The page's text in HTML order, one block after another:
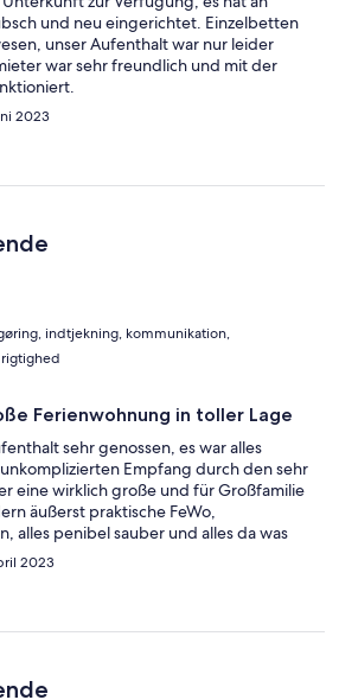
und neu eingerichtet. Einzelbetten
unser Aufenthalt war nur leider
war sehr freundlich und mit der
2023
indtjekning, kommunikation,
Ferienwohnung in toller Lage
sehr genossen, es war alles
Empfang durch den sehr
eine wirklich große und für Großfamilie
äußerst praktische FeWo,
alles penibel sauber und alles da was
bis hin zu der wunderschönen
Ausflügen und Wanderungen
wohl gefühlt und kommen sehr
2023